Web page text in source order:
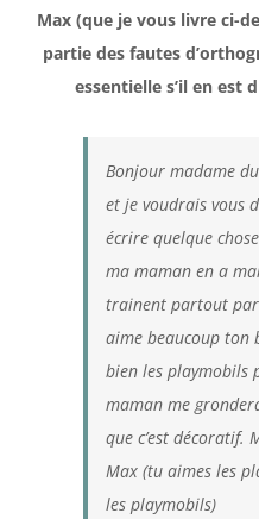
Max (que je vous livre ci-
partie des fautes
essentielle s’il en est
Bonjour madame
et je voudrais vous
écrire quelque
ma maman en a
trainent partout
aime beaucoup ton
bien les playmobils
maman me
que c’est décoratif.
Max (tu aimes les
les playmobils)